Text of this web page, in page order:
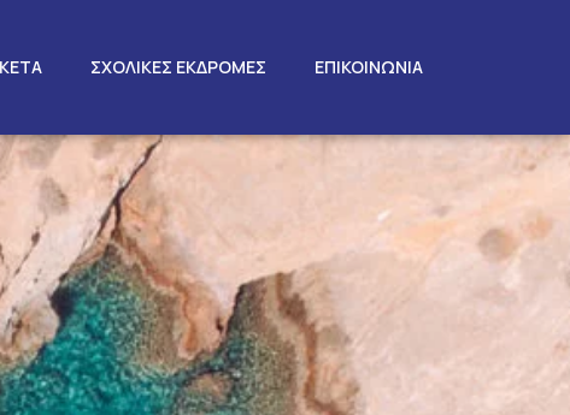
ΣΧΟΛΙΚΕΣ ΕΚΔΡΟΜΕΣ ΕΠΙΚΟΙΝΩΝΙΑ